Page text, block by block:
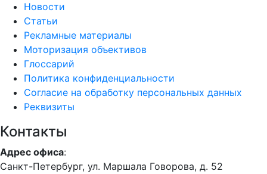
Новости
Статьи
Рекламные материалы
Моторизация объективов
Глоссарий
Политика конфиденциальности
Согласие на обработку персональных данных
Реквизиты
Контакты
Адрес офиса:
Санкт-Петербург, ул. Маршала Говорова, д. 52